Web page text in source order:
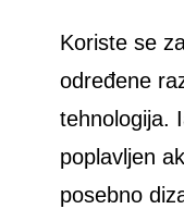
Koriste se
određene
tehnologija.
poplavljen
posebno